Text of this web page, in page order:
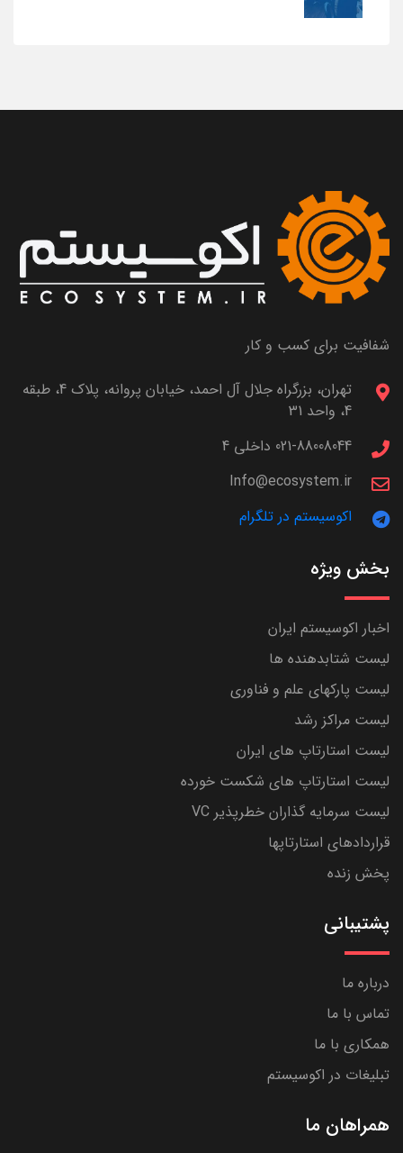
شفافیت برای کسب و کار
تهران، بزرگراه جلال آل احمد، خیابان پروانه، پلاک 4، طبقه
4، واحد 31
021-88008044 داخلی 4
Info@ecosystem.ir
اکوسیستم در تلگرام
بخش ویژه
اخبار اکوسیستم ایران
لیست شتابدهنده ها
لیست پارکهای علم و فناوری
لیست مراکز رشد
لیست استارتاپ های ایران
لیست استارتاپ های شکست خورده
لیست سرمایه گذاران خطرپذیر VC
قراردادهای استارتاپها
پخش زنده
پشتیبانی
درباره ما
تماس با ما
همکاری با ما
تبلیغات در اکوسیستم
همراهان ما